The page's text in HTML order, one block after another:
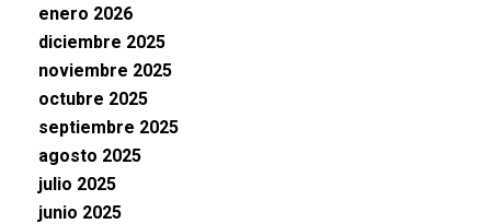
enero 2026
diciembre 2025
noviembre 2025
octubre 2025
septiembre 2025
agosto 2025
julio 2025
junio 2025